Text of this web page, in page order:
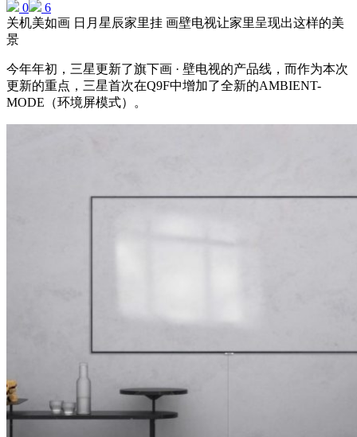
0
6
关机美如画 日月星辰家里挂 画壁电视让家里呈现出这样的美
景
今年年初，三星更新了旗下画 · 壁电视的产品线，而作为本次
更新的重点，三星首次在Q9F中增加了全新的AMBIENT-
MODE（环境屏模式）。